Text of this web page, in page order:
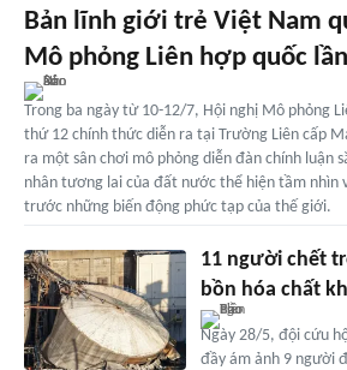
Bản lĩnh giới trẻ Việt Nam
Mô phỏng Liên hợp quốc
Trong ba ngày từ 10-12/7, Hội nghị Mô phỏng
thứ 12 chính thức diễn ra tại Trường Liên cấp
ra một sân chơi mô phỏng diễn đàn chính luận
nhân tương lai của đất nước thể hiện tầm nhìn
trước những biến động phức tạp của thế giới.
11 người chết
bồn hóa chất
Ngày 28/5, đội cứu
đầy ám ảnh 9 người